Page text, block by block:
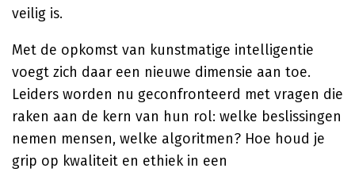
veilig is.
Met de opkomst van kunstmatige intelligentie
voegt zich daar een nieuwe dimensie aan toe.
Leiders worden nu geconfronteerd met vragen die
raken aan de kern van hun rol: welke beslissingen
nemen mensen, welke algoritmen? Hoe houd je
grip op kwaliteit en ethiek in een